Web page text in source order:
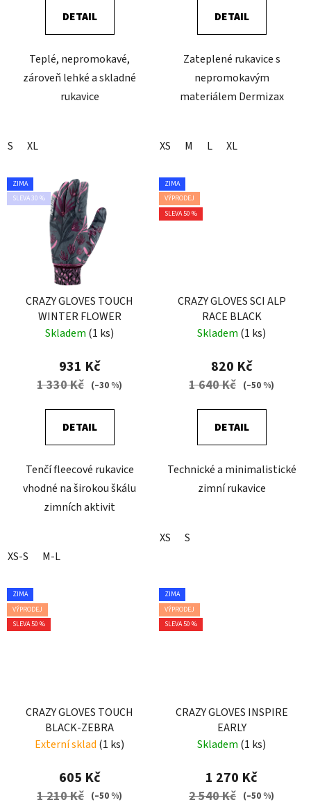
DETAIL
Teplé, nepromokavé,
zároveň lehké a skladné
rukavice
S XL
DETAIL
Zateplené rukavice s
nepromokavým
materiálem Dermizax
XS M L XL
ZIMA
SLEVA 30 %
CRAZY GLOVES TOUCH
WINTER FLOWER
Skladem (1 ks)
931 Kč
1 330 Kč (–30 %)
DETAIL
Tenčí fleecové rukavice
vhodné na širokou škálu
zimních aktivit
XS-S M-L
ZIMA
VÝPRODEJ
SLEVA 50 %
CRAZY GLOVES SCI ALP
RACE BLACK
Skladem (1 ks)
820 Kč
1 640 Kč (–50 %)
DETAIL
Technické a minimalistické
zimní rukavice
XS S
ZIMA
VÝPRODEJ
SLEVA 50 %
CRAZY GLOVES TOUCH
BLACK-ZEBRA
Externí sklad (1 ks)
605 Kč
1 210 Kč (–50 %)
ZIMA
VÝPRODEJ
SLEVA 50 %
CRAZY GLOVES INSPIRE
EARLY
Skladem (1 ks)
1 270 Kč
2 540 Kč (–50 %)